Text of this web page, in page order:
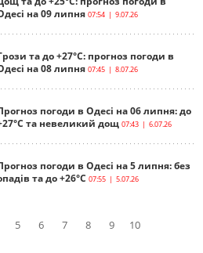
на 09 липня 07:54 | 9.07.26
та до +27°С: прогноз погоди в
на 08 липня 07:45 | 8.07.26
погоди в Одесі на 06 липня: до
та невеликий дощ 07:43 | 6.07.26
погоди в Одесі на 5 липня: без
та до +26°С 07:55 | 5.07.26
5 6 7 8 9 10